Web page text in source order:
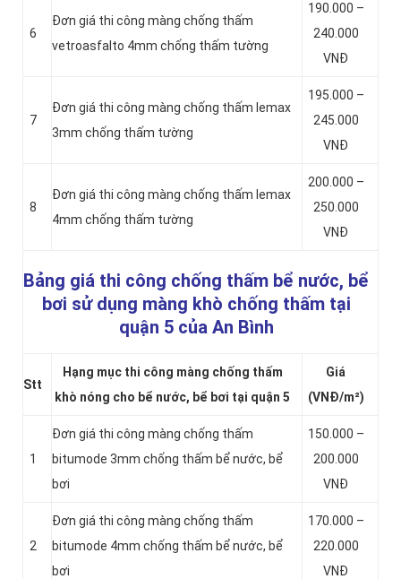
6
Đơn giá thi công màng chống thấm
vetroasfalto 4mm chống thấm tường
190.000 –
240.000
VNĐ
7
Đơn giá thi công màng chống thấm lemax
3mm chống thấm tường
195.000 –
245.000
VNĐ
8
Đơn giá thi công màng chống thấm lemax
4mm chống thấm tường
200.000 –
250.000
VNĐ
Bảng giá thi công chống thấm bể nước, bể
bơi sử dụng màng khò chống thấm tại
quận 5 của An Bình
Stt
Hạng mục thi công màng chống thấm
khò nóng cho bể nước, bể bơi tại quận 5
Giá
(VNĐ/m²)
1
Đơn giá thi công màng chống thấm
bitumode 3mm chống thấm bể nước, bể
bơi
150.000 –
200.000
VNĐ
2
Đơn giá thi công màng chống thấm
bitumode 4mm chống thấm bể nước, bể
bơi
170.000 –
220.000
VNĐ